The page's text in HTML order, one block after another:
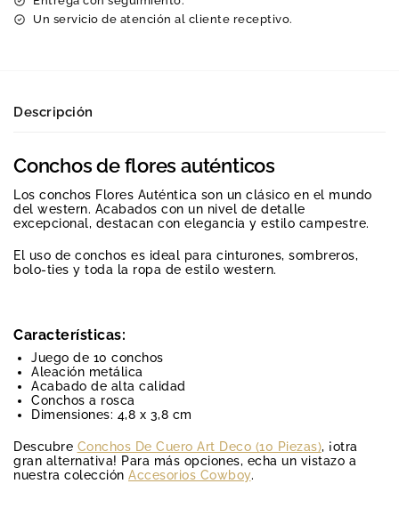
Un servicio de atención al cliente receptivo.
Descripción
Conchos de flores auténticos
Los conchos Flores Auténtica son un clásico en el mundo
del western. Acabados con un nivel de detalle
excepcional, destacan con elegancia y estilo campestre.
El uso de conchos es ideal para cinturones, sombreros,
bolo-ties y toda la ropa de estilo western.
Características:
Juego de 10 conchos
Aleación metálica
Acabado de alta calidad
Conchos a rosca
Dimensiones: 4,8 x 3,8 cm
Descubre Conchos De Cuero Art Deco (10 Piezas), ¡otra
gran alternativa! Para más opciones, echa un vistazo a
nuestra colección Accesorios Cowboy.